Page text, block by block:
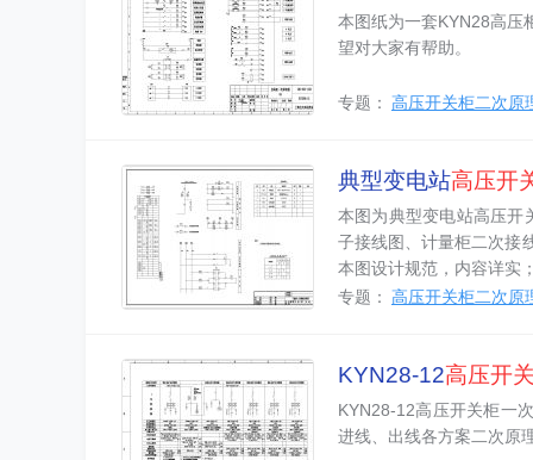
本图纸为一套KYN28高压
望对大家有帮助。
专题： 高压开关柜二次原
典型变电站高压开
本图为典型变电站高压开
子接线图、计量柜二次接
本图设计规范，内容详实
专题： 高压开关柜二次原
KYN28-12高压开
KYN28-12高压开关柜一
进线、出线各方案二次原